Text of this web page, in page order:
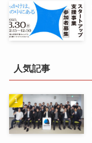
人気記事